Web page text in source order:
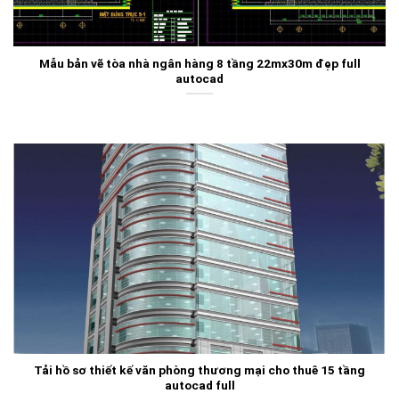
Mẫu bản vẽ tòa nhà ngân hàng 8 tầng 22mx30m đẹp full
autocad
Tải hồ sơ thiết kế văn phòng thương mại cho thuê 15 tầng
autocad full